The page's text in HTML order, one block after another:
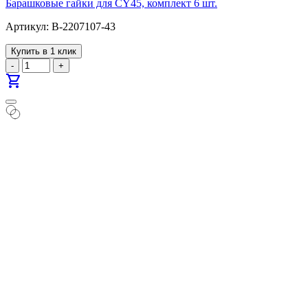
Барашковые гайки для CY45, комплект 6 шт.
Артикул: B-2207107-43
Купить в 1 клик
-
+
shopping_cart